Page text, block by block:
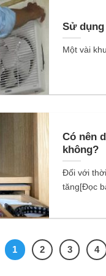
Sử
Một vài
Có nên
không?
Đối với
tăng[Đọc
1 2 3 4